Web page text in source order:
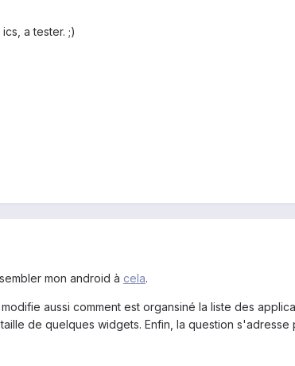
a tester. ;)
mon android à cela.
aussi comment est organsiné la liste des
de quelques widgets. Enfin, la question